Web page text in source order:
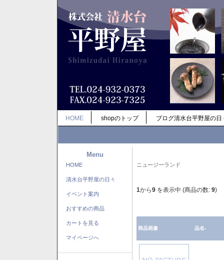
HOME shopのトップ ブログ清水台平野屋の日
Menu
HOME
清水台平野屋の日々
イベント案内
おすすめの商品
カートを見る
マイページへ
ニュージーランド
1から9 を表示中 (商品の数: 9)
商品画像 品名-